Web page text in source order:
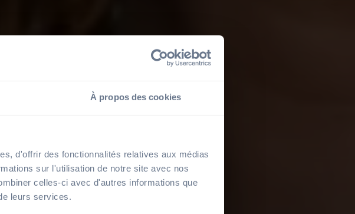
À propos des cookies
d'offrir des fonctionnalités relatives aux médias
sur l'utilisation de notre site avec nos
celles-ci avec d'autres informations que
leurs services.